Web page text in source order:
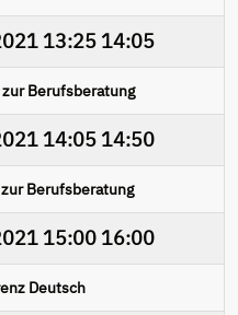
13:25 14:05
Berufsberatung
14:05 14:50
Berufsberatung
15:00 16:00
Deutsch